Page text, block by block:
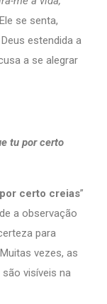
Ele se senta,
estendida a
a se alegrar
tu por certo
certo creias”
a observação
para
vezes, as
visíveis na